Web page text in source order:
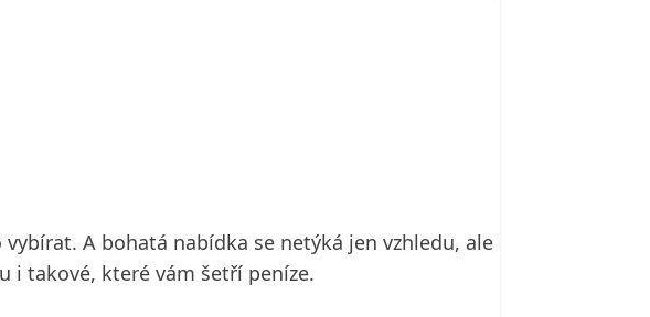
A bohatá nabídka se netýká jen vzhledu, ale
i takové, které vám šetří peníze.